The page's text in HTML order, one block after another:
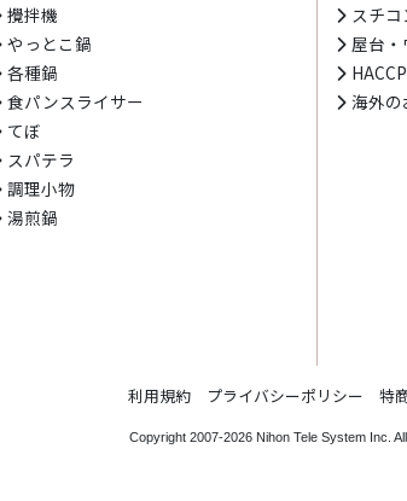
攪拌機
やっとこ鍋
各種鍋
食パンスライサー
てぼ
スパテラ
調理小物
湯煎鍋
スチ
屋台
海外の
利用規約 プライバシーポリシー 特
Copyright 2007-2026 Nihon Tele System Inc.